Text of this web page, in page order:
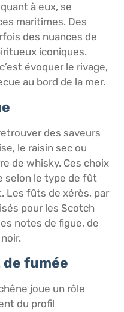
à eux, se
maritimes. Des
des nuances de
iconiques.
évoquer le rivage,
au bord de la mer.
des saveurs
le raisin sec ou
de whisky. Ces choix
selon le type de fût
Les fûts de xérès, par
pour les Scotch
notes de figue, de
fumée
joue un rôle
du profil